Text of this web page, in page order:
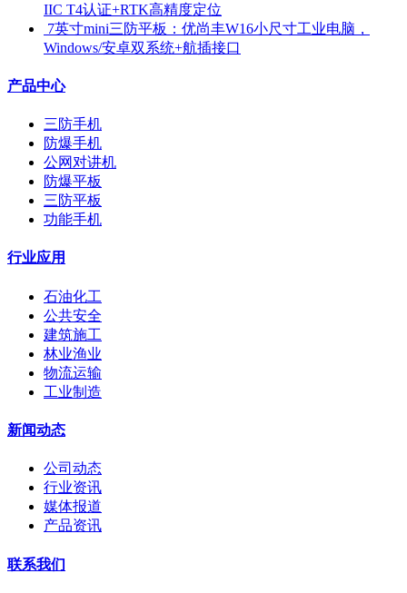
IIC T4认证+RTK高精度定位
​ 7英寸mini三防平板：优尚丰W16小尺寸工业电脑，
Windows/安卓双系统+航插接口
产品中心
三防手机
防爆手机
公网对讲机
防爆平板
三防平板
功能手机
行业应用
石油化工
公共安全
建筑施工
林业渔业
物流运输
工业制造
新闻动态
公司动态
行业资讯
媒体报道
产品资讯
联系我们